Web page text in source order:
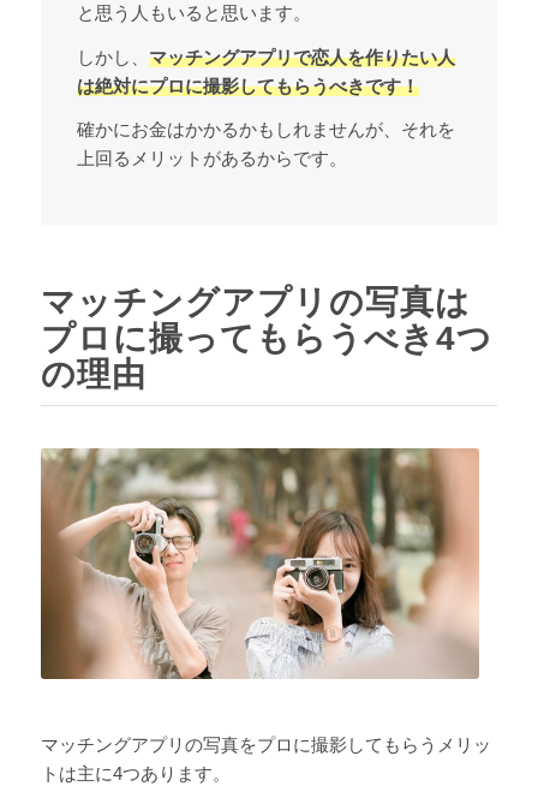
と思う人もいると思います。
しかし、 マッチングアプリで恋人を作りたい人
は絶対にプロに撮影してもらうべきです！
確かにお金はかかるかもしれませんが、それを
上回るメリットがあるからです。
マッチングアプリの写真は
プロに撮ってもらうべき4つ
の理由
マッチングアプリの写真をプロに撮影してもらうメリッ
トは主に4つあります。